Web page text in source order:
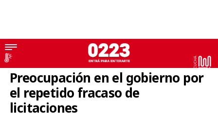
Economía
Preocupación en el gobierno por
el repetido fracaso de
licitaciones